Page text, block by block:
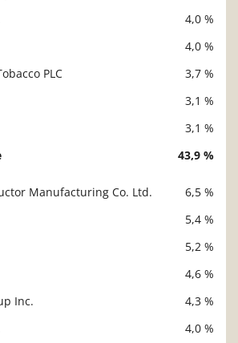
4,0 %
4,0 %
PLC
3,7 %
3,1 %
3,1 %
43,9 %
Manufacturing Co. Ltd.
6,5 %
5,4 %
5,2 %
4,6 %
Inc.
4,3 %
4,0 %